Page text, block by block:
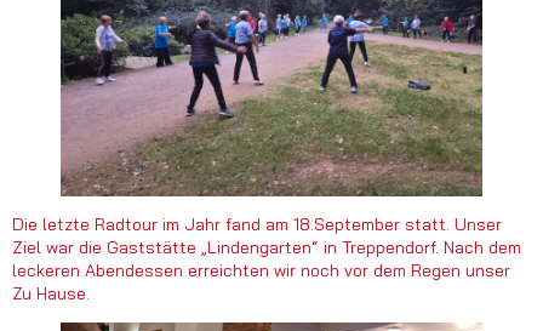
Die letzte Radtour im Jahr fand am 18.September statt. Unser
Ziel war die Gaststätte „Lindengarten“ in Treppendorf. Nach dem
leckeren Abendessen erreichten wir noch vor dem Regen unser
Zu Hause.